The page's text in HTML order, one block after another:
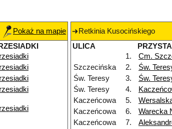
Pokaż na mapie
Retkinia Kusocińskiego
ULICA
1.
Cm.
Szczecińska
2. Św.
Św. Teresy
3. Św.
Św. Teresy
4.
Kaczeńcowa
5.
Kaczeńcowa
6. Warecka
Kaczeńcowa
7.